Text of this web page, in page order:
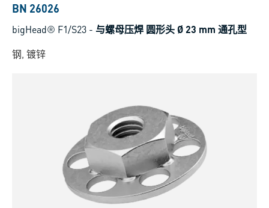
BN 26026
bigHead® F1/S23 - 与螺母压焊 圆形头 Ø 23 mm 通孔型
钢, 镀锌